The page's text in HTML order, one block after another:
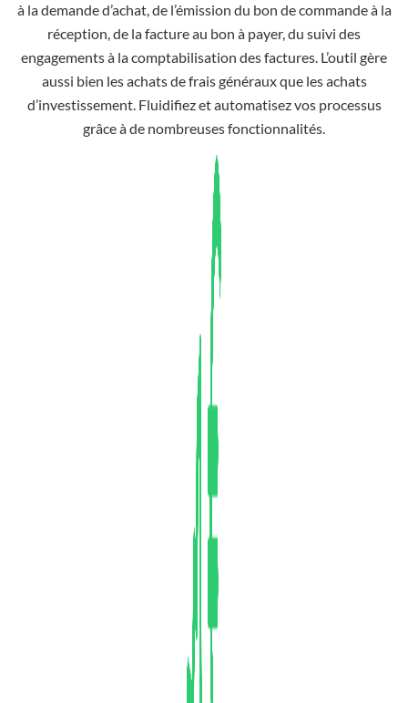
à la demande d’achat, de l’émission du bon de commande à la
réception, de la facture au bon à payer, du suivi des
engagements à la comptabilisation des factures. L’outil gère
aussi bien les achats de frais généraux que les achats
d’investissement. Fluidifiez et automatisez vos processus
grâce à de nombreuses fonctionnalités.